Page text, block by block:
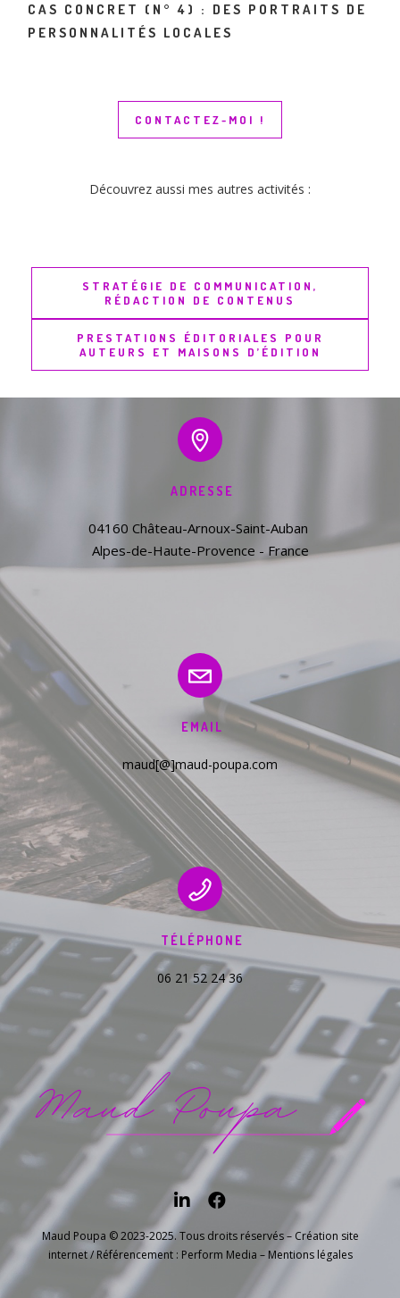
CAS CONCRET (N° 4) : DES PORTRAITS DE
PERSONNALITÉS LOCALES
CONTACTEZ-MOI !
Découvrez aussi mes autres activités :
STRATÉGIE DE COMMUNICATION,
RÉDACTION DE CONTENUS
PRESTATIONS ÉDITORIALES POUR
AUTEURS ET MAISONS D’ÉDITION
ADRESSE
04160 Château-Arnoux-Saint-Auban
Alpes-de-Haute-Provence - France
EMAIL
maud[@]maud-poupa.com
TÉLÉPHONE
06 21 52 24 36
Maud Poupa © 2023-2025. Tous droits réservés – Création site
internet / Référencement : Perform Media – Mentions légales